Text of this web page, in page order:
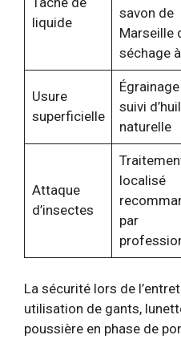
liquide
savon de
Marseille
séchage à
Usure
superficielle
suivi
naturelle
Attaque
d’insectes
localisé
par
La sécurité lors de
utilisation de gants,
poussière en phase de